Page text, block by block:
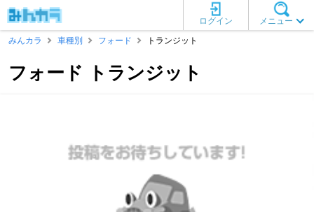
メニュー
ログイン
みんカラ
車種別 フォード トランジット
フォード トランジット